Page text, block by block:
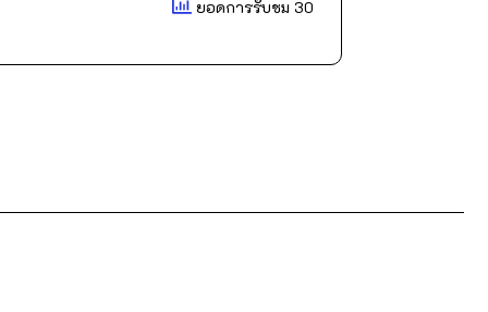
ยอดการรับชม 30